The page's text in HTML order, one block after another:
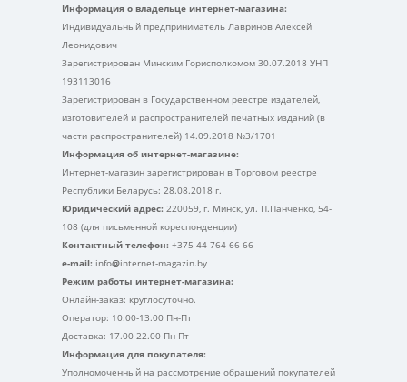
Информация о владельце интернет-магазина:
Индивидуальный предприниматель Лавринов Алексей
Леонидович
Зарегистрирован Минским Горисполкомом 30.07.2018 УНП
193113016
Зарегистрирован в Государственном реестре издателей,
изготовителей и распространителей печатных изданий (в
части распространителей) 14.09.2018 №3/1701
Информация об интернет-магазине:
Интернет-магазин зарегистрирован в Торговом реестре
Республики Беларусь: 28.08.2018 г.
Юридический адрес: 220059, г. Минск, ул. П.Панченко, 54-
108 (для письменной кореспонденции)
Контактный телефон: +375 44 764-66-66
e-mail: info@internet-magazin.by
Режим работы интернет-магазина:
Онлайн-заказ: круглосуточно.
Оператор: 10.00-13.00 Пн-Пт
Доставка: 17.00-22.00 Пн-Пт
Информация для покупателя:
Уполномоченный на рассмотрение обращений покупателей